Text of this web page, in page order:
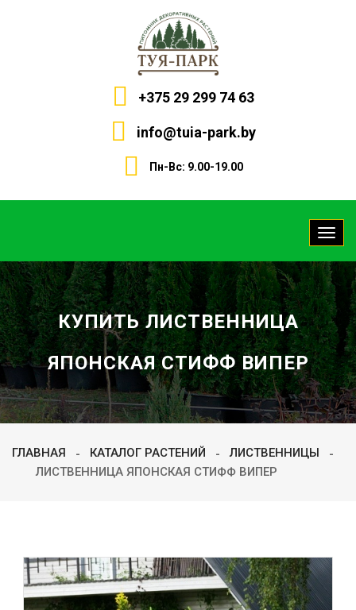
+375 29 299 74 63
info@tuia-park.by
Пн-Вс: 9.00-19.00
КУПИТЬ ЛИСТВЕННИЦА
ЯПОНСКАЯ СТИФФ ВИПЕР
ГЛАВНАЯ КАТАЛОГ РАСТЕНИЙ
ЛИСТВЕННИЦЫ
ЛИСТВЕННИЦА ЯПОНСКАЯ СТИФФ ВИПЕР